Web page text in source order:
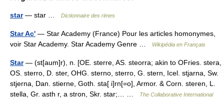
star— star … Dictionnaire des rimes
Star Ac' — Star Academy (France) Pour les articles homonymes,
voir Star Academy. Star Academy Genre …
Wikipédia en Français
Star— (st[aum]r), n. [OE. sterre, AS. steorra; akin to OFries. stera,
OS. sterro, D. ster, OHG. sterno, sterro, G. stern, Icel. stjarna, Sw.
stjerna, Dan. stierne, Goth. sta[ i]rn[=o], Armor. & Corn. steren, L.
stella, Gr. asth r, a stron, Skr. star;… …
The Collaborative International